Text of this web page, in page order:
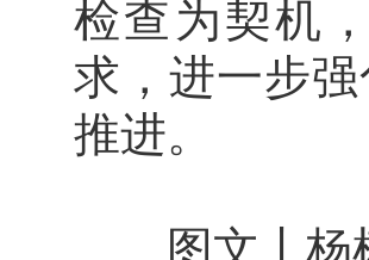
检查为契机
求，进一步
推进。
图文丨杨